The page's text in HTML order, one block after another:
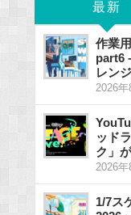
最新
作業
part6
レン
2026
ッド
ク」
2026
1/7ス